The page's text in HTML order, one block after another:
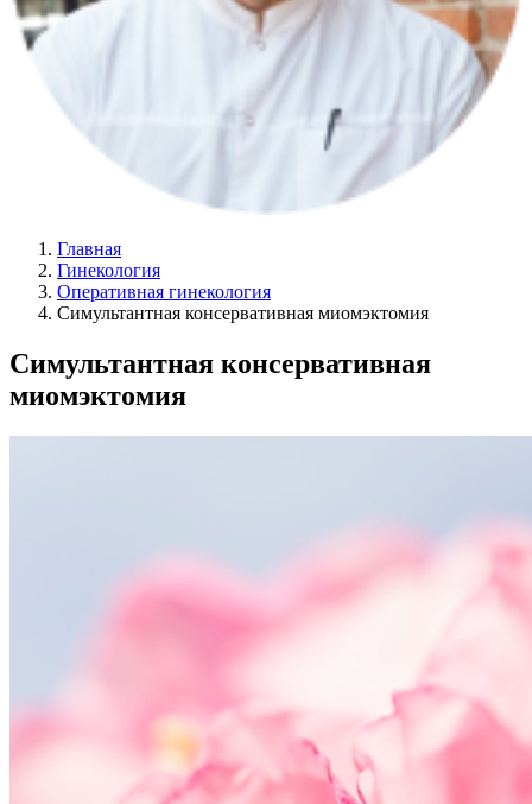
Главная
Гинекология
Оперативная гинекология
Симультантная консервативная миомэктомия
Симультантная консервативная
миомэктомия